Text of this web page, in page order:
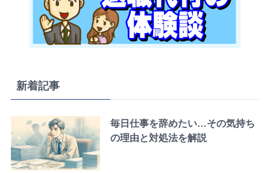
新着記事
毎日仕事を辞めたい…その気持ち
の理由と対処法を解説